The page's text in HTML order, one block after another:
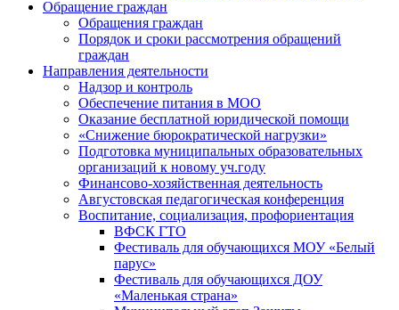
Обращение граждан
Обращения граждан
Порядок и сроки рассмотрения обращений
граждан
Направления деятельности
Надзор и контроль
Обеспечение питания в МОО
Оказание бесплатной юридической помощи
«Снижение бюрократической нагрузки»
Подготовка муниципальных образовательных
организаций к новому уч.году
Финансово-хозяйственная деятельность
Августовская педагогическая конференция
Воспитание, социализация, профориентация
ВФСК ГТО
Фестиваль для обучающихся МОУ «Белый
парус»
Фестиваль для обучающихся ДОУ
«Маленькая страна»